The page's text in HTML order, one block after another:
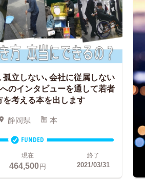
孤立しない、会社に従属しない
のインタビューを通して若者
を考える本を出します
静岡県 本
FUNDED
現在
464,500円
終了
2021/03/31